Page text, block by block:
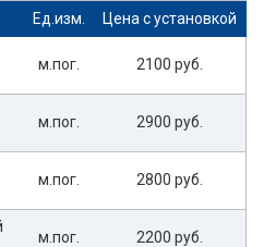
Ед.изм.
Цена с установкой
м.пог. 2100 руб.
м.пог. 2900 руб.
м.пог. 2800 руб.
м.пог. 2200 руб.